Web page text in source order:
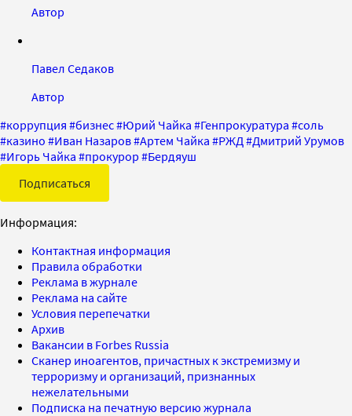
Автор
Павел Седаков
Автор
#коррупция #бизнес#Юрий Чайка #Генпрокуратура #соль
#казино #Иван Назаров#Артем Чайка #РЖД #Дмитрий Урумов
#Игорь Чайка #прокурор #Бердяуш
Подписаться
Информация:
Контактная информация
Правила обработки
Реклама в журнале
Реклама на сайте
Условия перепечатки
Архив
Вакансии в Forbes Russia
Сканер иноагентов, причастных к экстремизму и
терроризму и организаций, признанных
нежелательными
Подписка на печатную версию журнала